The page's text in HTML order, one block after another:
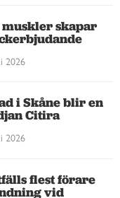
muskler skapar
2026
i Skåne blir en
Citira
2026
flest förare
vid